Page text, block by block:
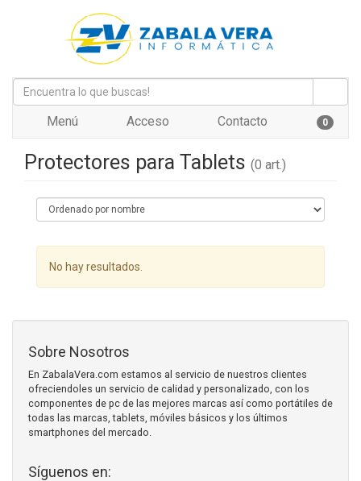
Menú Acceso Contacto 0
Protectores para Tablets (0 art.)
No hay resultados.
Sobre Nosotros
En ZabalaVera.com estamos al servicio de nuestros clientes
ofreciendoles un servicio de calidad y personalizado, con los
componentes de pc de las mejores marcas así como portátiles de
todas las marcas, tablets, móviles básicos y los últimos
smartphones del mercado.
Síguenos en: